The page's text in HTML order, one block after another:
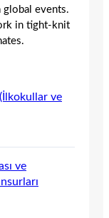
events.
in tight-knit
(İlkokullar ve
ve